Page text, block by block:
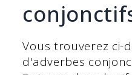
Vous trouverez ci-
d'adverbes